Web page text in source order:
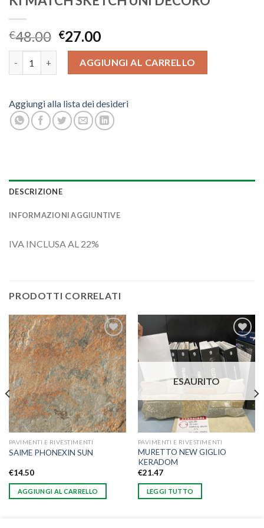
€48.00 €27.00
KI MATCH SKETCH UNI DECORO quantità
AGGIUNGI AL CARRELLO
Aggiungi alla lista dei desideri
DESCRIZIONE
INFORMAZIONI AGGIUNTIVE
IVA INCLUSA AL 22%
PRODOTTI CORRELATI
Aggiungi
alla lista
dei
desideri
PAVIMENTI E RIVESTIMENTI
SAIME PHONEXIN SUN
€14.50
AGGIUNGI AL CARRELLO
Aggiungi
alla lista
dei
desideri
ESAURITO
PAVIMENTI E RIVESTIMENTI
MURETTO NEW GIGLIO
KERADOM
€21.47
LEGGI TUTTO